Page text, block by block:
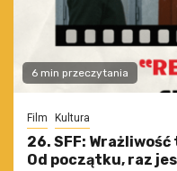
6 min przeczytania
Film Kultura
26. SFF:
Od początku, raz